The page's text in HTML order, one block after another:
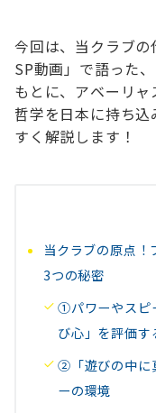
今回は、当クラブ
SP動画」で語った
もとに、アベーリ
哲学を日本に持ち
すく解説します！
当クラブの原点！
3つの秘密
①パワーやスピ
び心」を評価す
②「遊びの中に
ーの環境